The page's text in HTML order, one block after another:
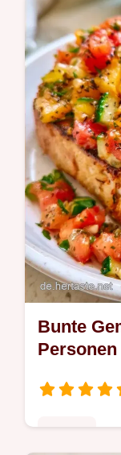
Mozzarella,
machen
aus. Eine
enthalten.
Bunte
Personen